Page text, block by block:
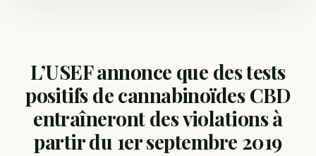
L’USEF annonce que des tests
positifs de cannabinoïdes CBD
entraîneront des violations à
partir du 1er septembre 2019